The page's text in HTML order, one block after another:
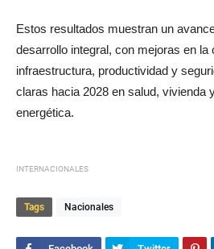
Estos resultados muestran un
desarrollo integral, con mejoras en la
infraestructura, productividad y
claras hacia 2028 en salud, vivienda
energética.
INTERNACIONALES
Tags Nacionales